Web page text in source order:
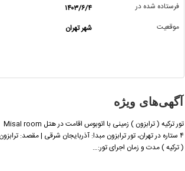
فرستاده شده در
۱۴۰۳/۶/۴
موقعیت
شهر تهران
آگهی‌های ویژه
تور ترکیه ( ترابزون ) زمینی با اتوبوس اقامت در هتل Misal room
۴ ستاره در تهران، تور ترابزون مبدا: آذربایجان شرقی | مقصد: ترابزون
( ترکیه ) مدت و زمان اجرای تور:…